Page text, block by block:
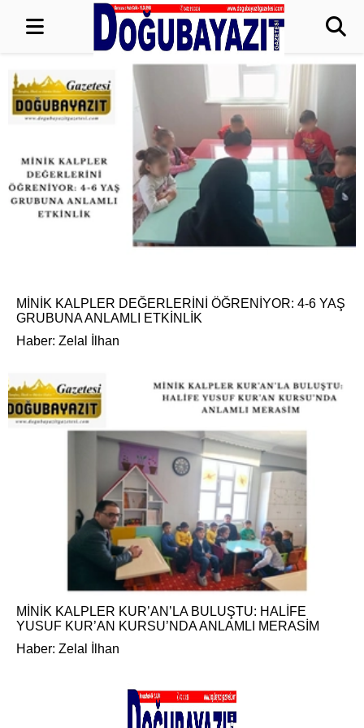
MİNİK KALPLER DEĞERLERİNİ ÖĞRENİYOR: 4-6 YAŞ
GRUBUNA ANLAMLI ETKİNLİK
Haber: Zelal İlhan
MİNİK KALPLER KUR’AN’LA BULUŞTU: HALİFE
YUSUF KUR’AN KURSU’NDA ANLAMLI MERASİM
Haber: Zelal İlhan